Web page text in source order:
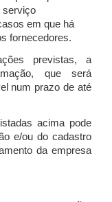
serviço
em que há
fornecedores.
previstas, a
que será
num prazo de até
acima pode
e/ou do cadastro
da empresa